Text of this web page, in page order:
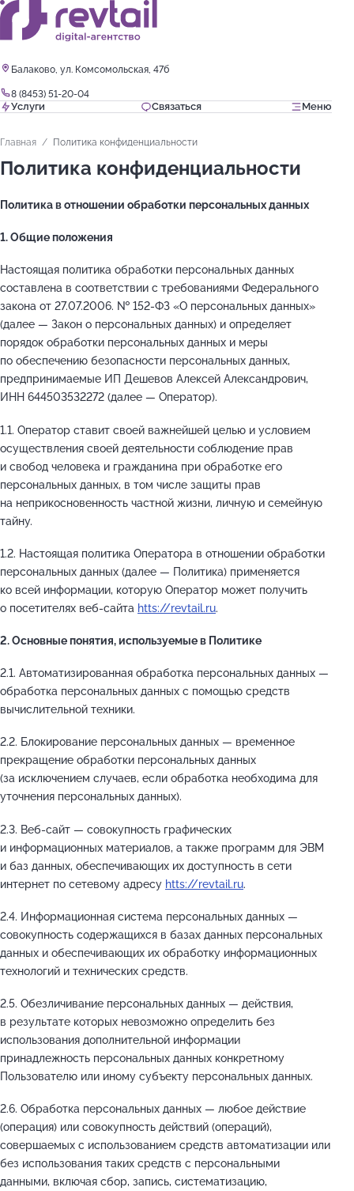
Балаково, ул. Комсомольская, 47б
8 (8453) 51-20-04
Услуги Связаться Меню
Главная Политика конфиденциальности
Политика конфиденциальности
Политика в отношении обработки персональных данных
1. Общие положения
Настоящая политика обработки персональных данных
составлена в соответствии с требованиями Федерального
закона от 27.07.2006. № 152-ФЗ «О персональных данных»
(далее — Закон о персональных данных) и определяет
порядок обработки персональных данных и меры
по обеспечению безопасности персональных данных,
предпринимаемые ИП Дешевов Алексей Александрович,
ИНН 644503532272 (далее — Оператор).
1.1. Оператор ставит своей важнейшей целью и условием
осуществления своей деятельности соблюдение прав
и свобод человека и гражданина при обработке его
персональных данных, в том числе защиты прав
на неприкосновенность частной жизни, личную и семейную
тайну.
1.2. Настоящая политика Оператора в отношении обработки
персональных данных (далее — Политика) применяется
ко всей информации, которую Оператор может получить
о посетителях веб-сайта htts://revtail.ru.
2. Основные понятия, используемые в Политике
2.1. Автоматизированная обработка персональных данных —
обработка персональных данных с помощью средств
вычислительной техники.
2.2. Блокирование персональных данных — временное
прекращение обработки персональных данных
(за исключением случаев, если обработка необходима для
уточнения персональных данных).
2.3. Веб-сайт — совокупность графических
и информационных материалов, а также программ для ЭВМ
и баз данных, обеспечивающих их доступность в сети
интернет по сетевому адресу htts://revtail.ru.
2.4. Информационная система персональных данных —
совокупность содержащихся в базах данных персональных
данных и обеспечивающих их обработку информационных
технологий и технических средств.
2.5. Обезличивание персональных данных — действия,
в результате которых невозможно определить без
использования дополнительной информации
принадлежность персональных данных конкретному
Пользователю или иному субъекту персональных данных.
2.6. Обработка персональных данных — любое действие
(операция) или совокупность действий (операций),
совершаемых с использованием средств автоматизации или
без использования таких средств с персональными
данными, включая сбор, запись, систематизацию,